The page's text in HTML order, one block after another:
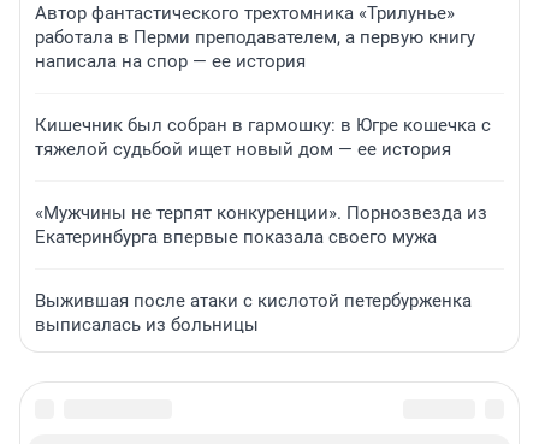
Автор фантастического трехтомника «Трилунье»
работала в Перми преподавателем, а первую книгу
написала на спор — ее история
Кишечник был собран в гармошку: в Югре кошечка с
тяжелой судьбой ищет новый дом — ее история
«Мужчины не терпят конкуренции». Порнозвезда из
Екатеринбурга впервые показала своего мужа
Выжившая после атаки с кислотой петербурженка
выписалась из больницы